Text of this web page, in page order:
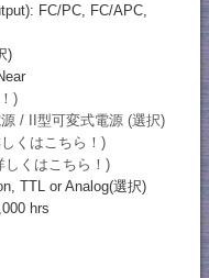
FC/PC, FC/APC,
)
)
/ II型可変式電源 (選択)
くはこちら！)
しくはこちら！)
TTL or Analog(選択)
hrs